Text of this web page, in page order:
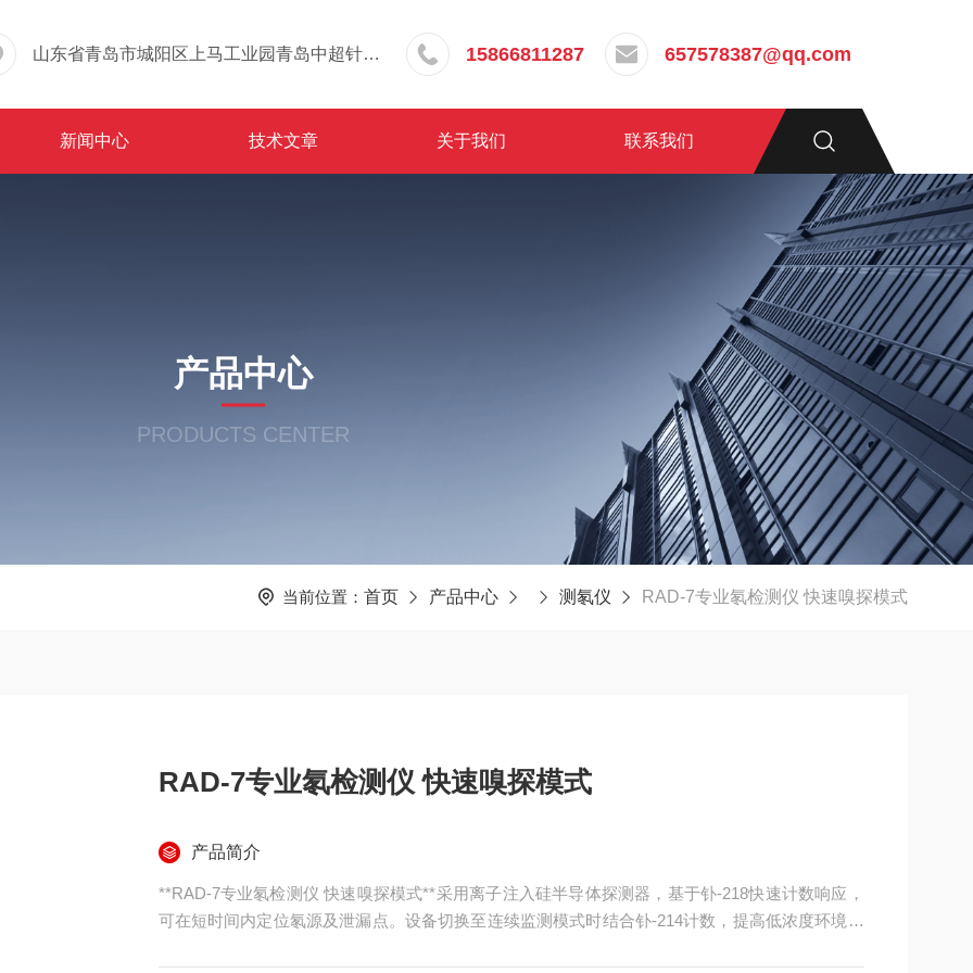
山东省青岛市城阳区上马工业园青岛中超针织有限公司院内东办公楼三层 15866811287 657578387@qq.com
新闻中心 技术文章 关于我们 联系我们
产品中心
PRODUCTS CENTER
当前位置： 首页 产品中心 测氡仪 RAD-7专业氡检测仪 快速嗅探模式
RAD-7专业氡检测仪 快速嗅探模式
产品简介
**RAD-7专业氡检测仪 快速嗅探模式**采用离子注入硅半导体探测器，基于钋-218快速计数响应，
可在短时间内定位氡源及泄漏点。设备切换至连续监测模式时结合钋-214计数，提高低浓度环境统